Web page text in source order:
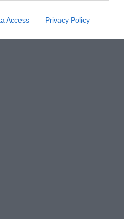
Access Privacy Policy